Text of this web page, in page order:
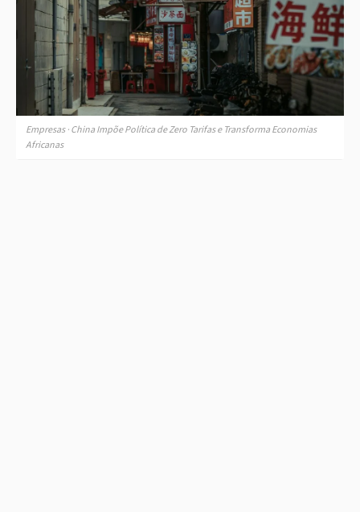
Empresas · China Impõe Política de Zero Tarifas e Transforma Economias
Africanas